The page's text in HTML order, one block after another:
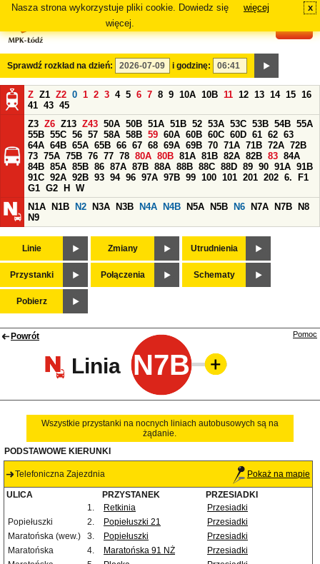
Nasza strona wykorzystuje pliki cookie. Dowiedz się
więcej.
więcej x
Sprawdź rozkład na dzień: i godzinę:
Z Z1 Z2 0 1 2 3 4 5 6 7 8 9 10A 10B 11 12 13 14 15 16
41 43 45
Z3 Z6 Z13 Z43 50A 50B 51A 51B 52 53A 53C 53B 54B 55A
55B 55C 56 57 58A 58B 59 60A 60B 60C 60D 61 62 63
64A 64B 65A 65B 66 67 68 69A 69B 70 71A 71B 72A 72B
73 75A 75B 76 77 78 80A 80B 81A 81B 82A 82B 83 84A
84B 85A 85B 86 87A 87B 88A 88B 88C 88D 89 90 91A 91B
91C 92A 92B 93 94 96 97A 97B 99 100 101 201 202 6.
F1
G1 G2 H
W
N1A
N1B N2 N3A N3B N4A N4B N5A N5B N6 N7A N7B
N8
N9
Linie Zmiany Utrudnienia
Przystanki Połączenia Schematy
Pobierz
Powrót
Linia N7B
Pomoc
Wszystkie przystanki na nocnych liniach autobusowych są na
żądanie.
PODSTAWOWE KIERUNKI
Telefoniczna Zajezdnia Pokaż na mapie
ULICA PRZYSTANEK
PRZESIADKI
1.
Retkinia
Przesiadki
Popiełuszki
2. Popiełuszki 21
Przesiadki
Maratońska (wew.)
3. Popiełuszki
Przesiadki
Maratońska
4. Maratońska 91 NŻ
Przesiadki